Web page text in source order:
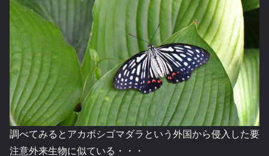
調べてみるとアカボシゴマダラという外国から侵入した要
注意外来生物に似ている・・・